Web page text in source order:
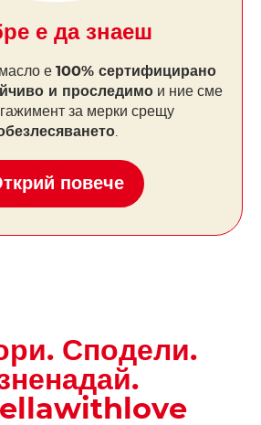
е да знаеш
е 100% сертифицирано
и проследимои ние сме
за мерки срещу
.
повече
Сподели.